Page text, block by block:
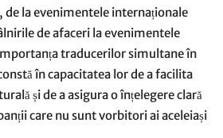
la evenimentele internaționale
de afaceri la evenimentele
traducerilor simultane în
în capacitatea lor de a facilita
și de a asigura o înțelegere clară
care nu sunt vorbitori ai aceleiași